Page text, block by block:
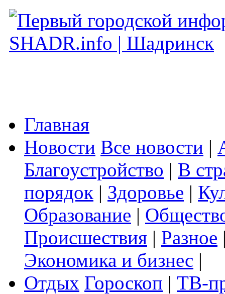
Главная
Новости Все новости |
Благоустройство | В
порядок | Здоровье |
Образование |
Происшествия | Разное
Экономика и бизнес |
Отдых Гороскоп | ТВ-